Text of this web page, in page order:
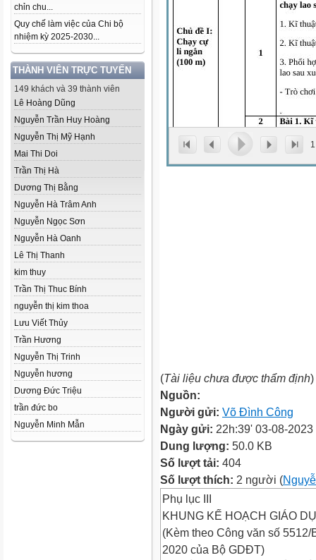
chỉn chu...
Quy chế làm việc của Chi bộ
nhiệm kỳ 2025-2030...
THÀNH VIÊN TRỰC TUYẾN
149 khách và 39 thành viên
Lê Hoàng Dũng
Nguyễn Trần Huy Hoàng
Nguyễn Thị Mỹ Hạnh
Mai Thi Doi
Trần Thị Hà
Dương Thị Bằng
Nguyễn Hà Trâm Anh
Nguyễn Ngọc Sơn
Nguyễn Hà Oanh
Lê Thị Thanh
kim thuy
Trần Thị Thuc Bính
nguyễn thị kim thoa
Lưu Viết Thủy
Trần Hương
Nguyễn Thị Trinh
Nguyễn hương
Dương Đức Triệu
trần đức bo
Nguyễn Minh Mẫn
1
(Tài liệu chưa được thẩm định)
Nguồn:
Người gửi: Võ Đình Công
Ngày gửi: 22h:39' 03-08-2023
Dung lượng: 50.0 KB
Số lượt tải: 404
Số lượt thích: 2 người (
Phụ lục III
KHUNG KẾ HOẠCH GIÁO
(Kèm theo Công văn số
2020 của Bộ GDĐT)